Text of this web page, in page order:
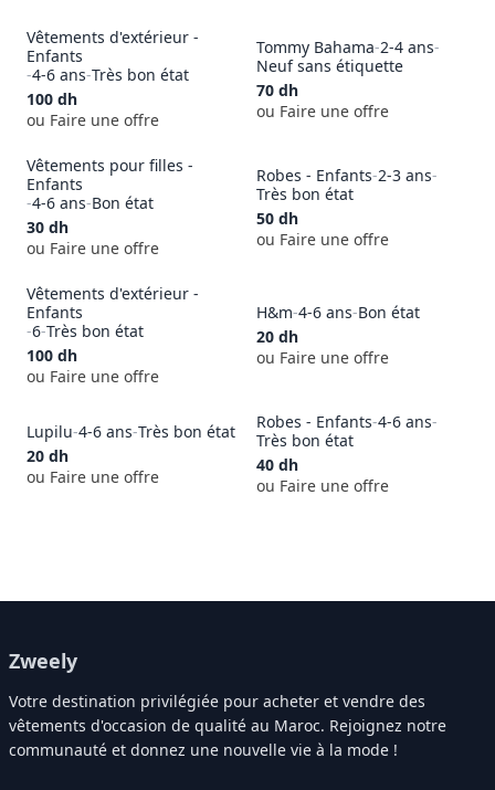
Vêtements d'extérieur -
Enfants
-4-6 ans-Très bon état
100 dh
ou Faire une offre
Tommy Bahama-2-4 ans-
Neuf sans étiquette
70 dh
ou Faire une offre
Vêtements pour filles -
Enfants
-4-6 ans-Bon état
30 dh
ou Faire une offre
Robes - Enfants-2-3 ans-
Très bon état
50 dh
ou Faire une offre
Vêtements d'extérieur -
Enfants
-6-Très bon état
100 dh
ou Faire une offre
H&m-4-6 ans-Bon état
20 dh
ou Faire une offre
Lupilu-4-6 ans-Très bon état
20 dh
ou Faire une offre
Robes - Enfants-4-6 ans-
Très bon état
40 dh
ou Faire une offre
Zweely
Votre destination privilégiée pour acheter et vendre des
vêtements d'occasion de qualité au Maroc. Rejoignez notre
communauté et donnez une nouvelle vie à la mode !